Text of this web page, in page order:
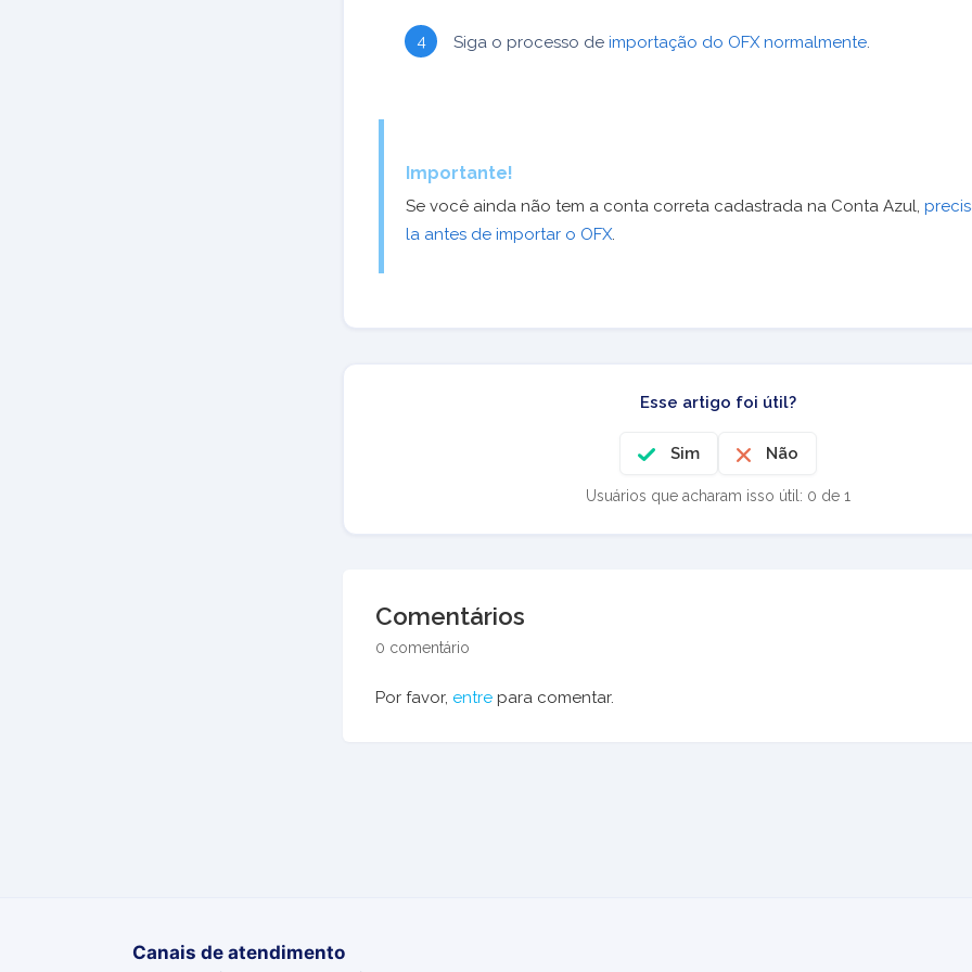
Siga o processo de importação do OFX normalmente
Importante!
Se você ainda não tem a conta correta cadastrada na Conta Azul,
la antes de importar o OFX.
Esse artigo foi útil?
Sim Não
Usuários que acharam isso útil: 0 de 1
Comentários
0 comentário
Por favor, entre para comentar.
Canais de atendimento